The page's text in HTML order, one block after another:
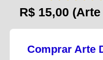
R$ 15,00
Comprar Arte